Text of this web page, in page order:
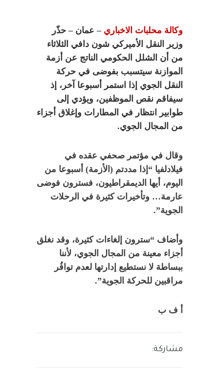
وكالة محلبات الاخباري– عمان – حذّر
وزير النقل الأميركي شون دافي الثلاثاء
من أن الشلل الحكومي الناتج عن أزمة
الموازنة سيتسبب بفوضى في حركة
النقل الجوي إذا استمر أسبوعا آخر، إذ
سيفاقم نقص الموظفين، ويؤدي إلى
طوابير انتظار في المطارات وإغلاق أجزاء
من المجال الجوي.
وقال في مؤتمر صحفي عقده في
فيلادلفيا “إذا مددتم (الأزمة) أسبوعا من
اليوم، أيها الديمقراطيون، فسترون فوضى
عارمة… وتأخيرات كثيرة في الرحلات
الجوية”.
وأضاف “سترون إلغاءات كثيرة، وقد نغلق
أجزاء معينة من المجال الجوي، لأننا
ببساطة لا نستطيع إدارتها لعدم توافُر
مراقبين للحركة الجوية”.
أ ف ب
مشاركة: